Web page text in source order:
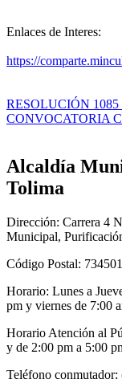
Enlaces de Interes:
https://
RESOLUCIÓN
CONVOCATORIA
Alcaldía
Tolima
Dirección: Carrera 4
Municipal,
Código Postal: 734501
Horario: Lunes a
pm y viernes de 7:00
Horario Atención al
y de 2:00 pm a 5:00
Teléfono